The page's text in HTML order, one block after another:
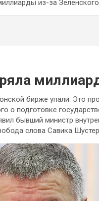
из-за Зеленского
бирже упали. Это
о подготовке
бывший министр
слова Савика